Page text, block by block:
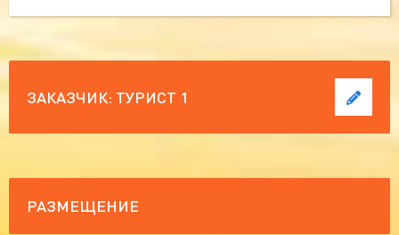
ЗАКАЗЧИК: ТУРИСТ 1
РАЗМЕЩЕНИЕ